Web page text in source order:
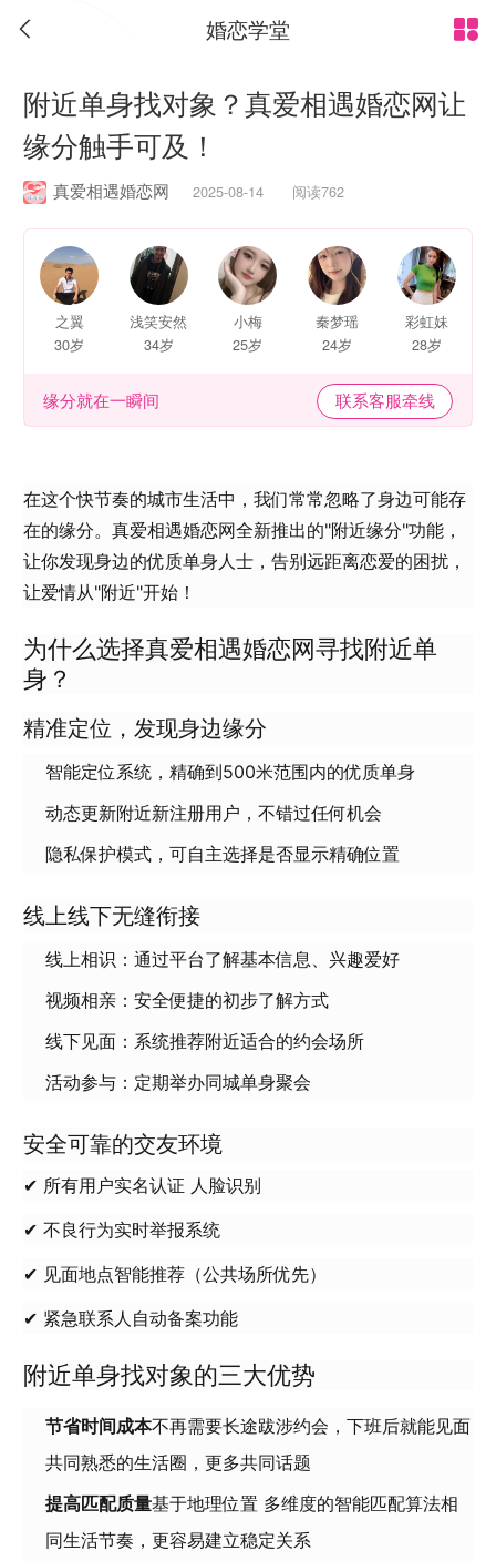
 婚恋学堂
附近单身找对象？真爱相遇婚恋网让
缘分触手可及！
真爱相遇婚恋网 2025-08-14 阅读762
之翼
30岁
浅笑安然
34岁
小梅
25岁
秦梦瑶
24岁
彩虹妹
28岁
缘分就在一瞬间 联系客服牵线
在这个快节奏的城市生活中，我们常常忽略了身边可能存
在的缘分。真爱相遇婚恋网全新推出的"附近缘分"功能，
让你发现身边的优质单身人士，告别远距离恋爱的困扰，
让爱情从"附近"开始！
为什么选择真爱相遇婚恋网寻找附近单
身？
精准定位，发现身边缘分
智能定位系统，精确到500米范围内的优质单身
动态更新附近新注册用户，不错过任何机会
隐私保护模式，可自主选择是否显示精确位置
线上线下无缝衔接
线上相识：通过平台了解基本信息、兴趣爱好
视频相亲：安全便捷的初步了解方式
线下见面：系统推荐附近适合的约会场所
活动参与：定期举办同城单身聚会
安全可靠的交友环境
✔ 所有用户实名认证 人脸识别
✔ 不良行为实时举报系统
✔ 见面地点智能推荐（公共场所优先）
✔ 紧急联系人自动备案功能
附近单身找对象的三大优势
节省时间成本不再需要长途跋涉约会，下班后就能见面
共同熟悉的生活圈，更多共同话题
提高匹配质量基于地理位置 多维度的智能匹配算法相
同生活节奏，更容易建立稳定关系
